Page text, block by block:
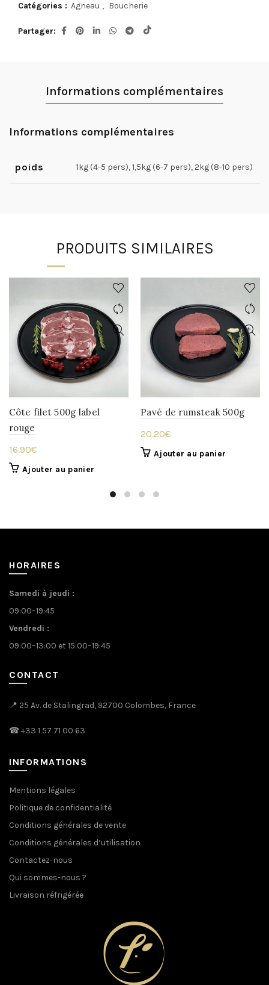
Catégories : Agneau , Boucherie
Partager
Informations complémentaires
Informations complémentaires
poids 1kg (4-5 pers), 1,5kg (6-7 pers), 2kg (8-10 pers)
PRODUITS SIMILAIRES
Côte filet 500g label
rouge
16.90€
Ajouter au panier
Pavé de rumsteak 500g
20.20€
Ajouter au panier
HORAIRES
Samedi à jeudi :
09:00–19:45
Vendredi :
09:00–13:00 et 15:00–19:45
CONTACT
📍 25 Av. de Stalingrad, 92700 Colombes, France
☎+33 1 57 71 00 63
INFORMATIONS
Mentions légales
Politique de confidentialité
Conditions générales de vente
Conditions générales d’utilisation
Contactez-nous
Qui sommes-nous ?
Livraison réfrigérée